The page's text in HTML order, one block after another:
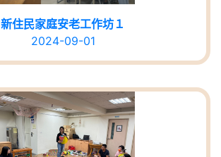
新住民家庭安老工作坊１
2024-09-01